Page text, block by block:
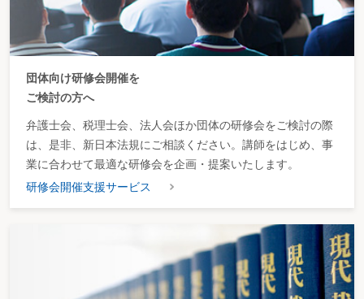
団体向け研修会開催を
ご検討の方へ
弁護士会、税理士会、法人会ほか団体の研修会をご検討の際
は、是非、新日本法規にご相談ください。講師をはじめ、事
業に合わせて最適な研修会を企画・提案いたします。
研修会開催支援サービス